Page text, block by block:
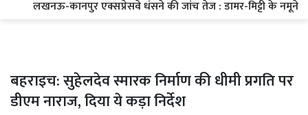
लखनऊ-कानपुर एक्सप्रेसवे धंसने की जांच तेज : डामर-मिट्टी के नमूने
बहराइच: सुहेलदेव स्मारक निर्माण की धीमी प्रगति पर
डीएम नाराज, दिया ये कड़ा निर्देश